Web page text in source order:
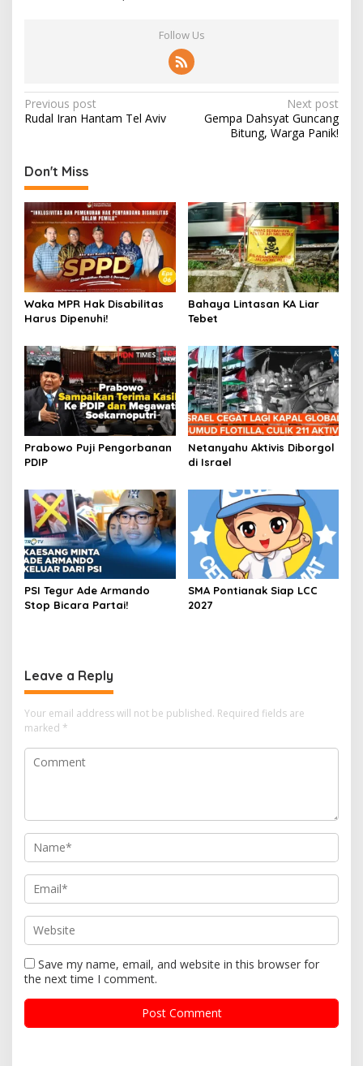
Follow Us
Post
navigation
Previous post
Rudal Iran Hantam Tel Aviv
Next post
Gempa Dahsyat Guncang
Bitung, Warga Panik!
Don't Miss
Waka MPR Hak Disabilitas
Harus Dipenuhi!
Bahaya Lintasan KA Liar
Tebet
Prabowo Puji Pengorbanan
PDIP
Netanyahu Aktivis Diborgol
di Israel
PSI Tegur Ade Armando
Stop Bicara Partai!
SMA Pontianak Siap LCC
2027
Leave a Reply
Your email address will not be published. Required fields are
marked *
Save my name, email, and website in this browser for
the next time I comment.